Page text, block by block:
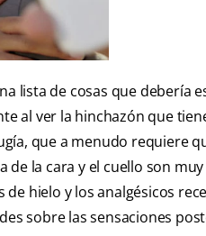
lista de cosas que debería
al ver la hinchazón que
que a menudo requiere
de la cara y el cuello son
hielo y los analgésicos
sobre las sensaciones